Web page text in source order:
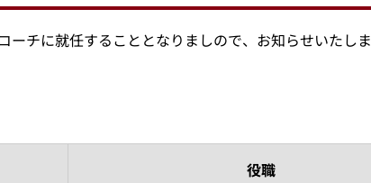
ーチに就任することとなりましので、お知らせいたしま
役職